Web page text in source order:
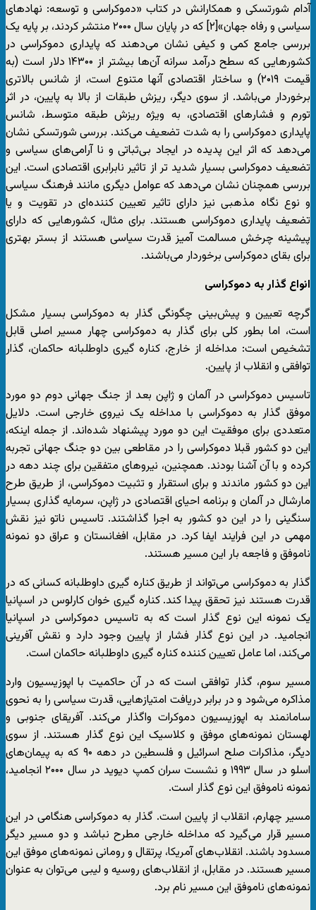
آدام شورتسکی و همکارانش در کتاب «دموکراسی و توسعه: نهادهای
سیاسی و رفاه جهان»[۲] که در پایان سال ۲۰۰۰ منتشر کردند، بر پایه یک
بررسی جامع کمی و کیفی نشان می‌دهند که پایداری دموکراسی در
کشورهایی که سطح درآمد سرانه آن‌ها بیشتر از ۱۴۳۰۰ دلار است (به
قیمت ۲۰۱۹) و ساختار اقتصادی آنها متنوع است،‌ از شانس بالاتری
برخوردار می‌باشد. از سوی دیگر،‌ ریزش طبقات از بالا به پایین، در اثر
تورم و فشارهای اقتصادی، به ویژه ریزش طبقه متوسط، شانس
پایداری دموکراسی را به شدت تضعیف می‌کند. بررسی شورتسکی نشان
می‌دهد که اثر این پدیده در ایجاد بی‌ثباتی و نا‌ آرامی‌های سیاسی و
تضعیف دموکراسی بسیار شدید تر از تاثیر نابرابری اقتصادی است. این
بررسی همچنان نشان می‌دهد که عوامل دیگری مانند فرهنگ سیاسی
و نوع نگاه مذهبی نیز دارای تاثیر تعیین کننده‌ای در تقویت و یا
تضعیف پایداری دموکراسی هستند. برای مثال، کشورهایی که دارای
پیشینه چرخش مسالمت آمیز قدرت سیاسی هستند از بستر بهتری
برای بقای دموکراسی برخوردار می‌باشند.
انواع گذار به دموکراسی
گرچه تعیین و پیش‌بینی چگونگی گذار به دموکراسی بسیار مشکل
است، اما بطور کلی برای گذار به دموکراسی چهار مسیر اصلی قابل
تشخیص است: مداخله از خارج، کناره گیری داوطلبانه حاکمان، گذار
توافقی و انقلاب از پایین.
تاسیس دموکراسی در آلمان و ژاپن بعد از جنگ جهانی دوم دو مورد
موفق گذار به دموکراسی با مداخله یک نیروی خارجی است. دلایل
متعددی برای موفقیت این دو مورد پیشنهاد شده‌اند. از جمله اینکه،
این دو کشور قبلا دموکراسی را در مقاطعی بین دو جنگ جهانی تجربه
کرده و با آن آشنا بودند. همچنین، نیروهای متفقین برای چند دهه در
این دو کشور ماندند و برای استقرار و تثبیت دموکراسی، از طریق طرح
مارشال در آلمان و برنامه احیای اقتصادی در ژاپن، سرمایه گذاری بسیار
سنگینی را در این دو کشور به اجرا گذاشتند. تاسیس ناتو نیز نقش
مهمی در این فرایند ایفا کرد. در مقابل، افغانستان و عراق دو نمونه
ناموفق و فاجعه بار این مسیر هستند.
گذار به دموکراسی می‌تواند از طریق کناره گیری داوطلبانه کسانی که در
قدرت هستند نیز تحقق پیدا کند. کناره گیری خوان کارلوس در اسپانیا
یک نمونه این نوع گذار است که به تاسیس دموکراسی در اسپانیا
انجامید. در این نوع گذار فشار از پایین وجود دارد و نقش آفرینی
می‌کند، اما عامل تعیین کننده کناره گیری داوطلبانه حاکمان است.
مسیر سوم، گذار توافقی است که در آن حاکمیت با اپوزیسیون وارد
مذاکره می‌شود و در برابر دریافت امتیازهایی، قدرت سیاسی را به نحوی
سامانمند ‌به اپوزیسیون دموکرات واگذار می‌کند. آفریقای جنوبی و
لهستان نمونه‌های موفق و کلاسیک این نوع گذار هستند. از سوی
دیگر، مذاکرات صلح اسرائیل و فلسطین در دهه ۹۰ که به پیمان‌های
اسلو در سال ۱۹۹۳ و نشست سران کمپ دیوید در سال ۲۰۰۰ انجامید،
نمونه ناموفق این نوع گذار است.
مسیر چهارم، انقلاب از پایین است. گذار به دموکراسی هنگامی در این
مسیر قرار می‌گیرد که مداخله خارجی مطرح نباشد و دو مسیر دیگر
مسدود باشند. انقلاب‌های آمریکا، پرتقال و رومانی نمونه‌های موفق این
مسیر هستند. در مقابل، از انقلاب‌‌های روسیه و لیبی می‌توان به عنوان
نمونه‌های ناموفق این مسیر نام برد.